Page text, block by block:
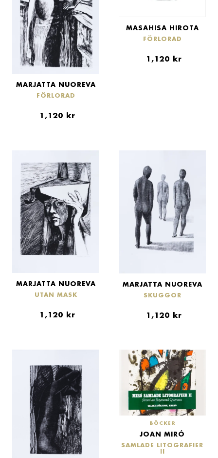
MARJATTA NUOREVA
FÖRLORAD
1,120 kr
MASAHISA HIROTA
FÖRLORAD
1,120 kr
MARJATTA NUOREVA
UTAN MASK
1,120 kr
MARJATTA NUOREVA
SKUGGOR
1,120 kr
BÖCKER
JOAN MIRÓ
SAMLADE LITOGRAFIER
II